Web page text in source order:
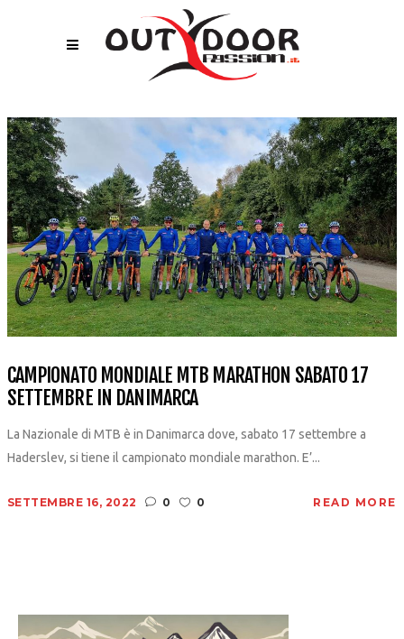
CAMPIONATO MONDIALE MTB MARATHON SABATO 17
SETTEMBRE IN DANIMARCA
La Nazionale di MTB è in Danimarca dove, sabato 17 settembre a
Haderslev, si tiene il campionato mondiale marathon. E’...
SETTEMBRE 16, 2022 0 0 READ MORE